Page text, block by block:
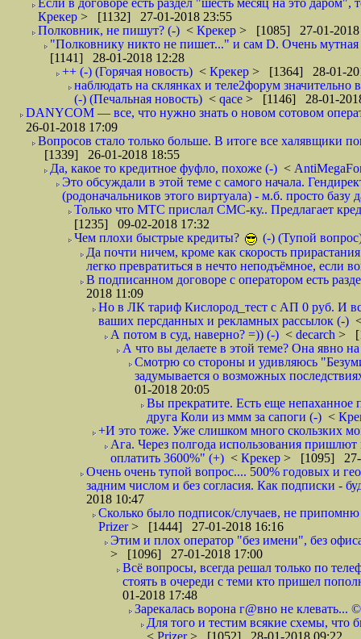
Если в договоре есть раздел "шесть месяц на это даром",
Крекер > [1132] 27-01-2018 23:55
Полковник, не пишут? (-) < Крекер > [1085] 27-01-2018
"Полковнику никто не пишет..." и сам D. Очень
[1141] 28-01-2018 12:28
++ (-) (Горячая новость) < Крекер > [1364] 28-01-
наблюдать на склянках и теле2форум
(-) (Печальная новость) < qace > [1146] 28-01-
DANYCOM — все, что нужно знать о новом сотовом
26-01-2018 17:09
Вопросов стало только больше. В итоге все халявщики
[1339] 26-01-2018 18:55
Да, какое то кредитное фуфло, похоже (-) <
Это обсуждали в этой теме с самого начала.
(родоначальников этого виртуала) - м.б. просто
Только что МТС прислал СМС-ку.. Предлагает
[1235] 09-02-2018 17:32
Чем плохи быстрые кредиты?
(-) (Тупой
Да почти ничем, кроме как скорость
легко превратиться в нечто неподъёмное, если
В подписанном договоре с оператором есть
2018 11:09
Но в ЛК тариф Кислород_тест с АП 0 руб. И
ваших персданных и рекламных рассылок (-)
А потом в суд, наверно? =)) (-) < decarch >
А что вы делаете в этой теме? Она явно
Смотрю со стороны и удивляюсь
задумывается о возможных
01-2018 20:05
Вы прекратите. Есть еще непаханное
друга Коли из ммм за сапоги (-) <
+И это тоже. Уже слишком много скользких
Ага. Через полгода использования
оплатить 3600%" (+) < Крекер > [1095] 27-
Очень очень тупой вопрос.... 500% годовых и
задним числом и без согласия. Как подписки -
2018 10:47
Сколько было подписок/случаев, не
Prizer> [1444] 27-01-2018 16:16
Этим и плох оператор "без имени", без
> [1096] 27-01-2018 17:00
Всё вопросы, всегда решал только по
стоять в очереди с теми кто пришел
01-2018 17:48
Зарекалась ворона г@вно не клевать...
Для того и тестим всякие схемы, что
< Prizer> [1052] 28-01-2018 09:22